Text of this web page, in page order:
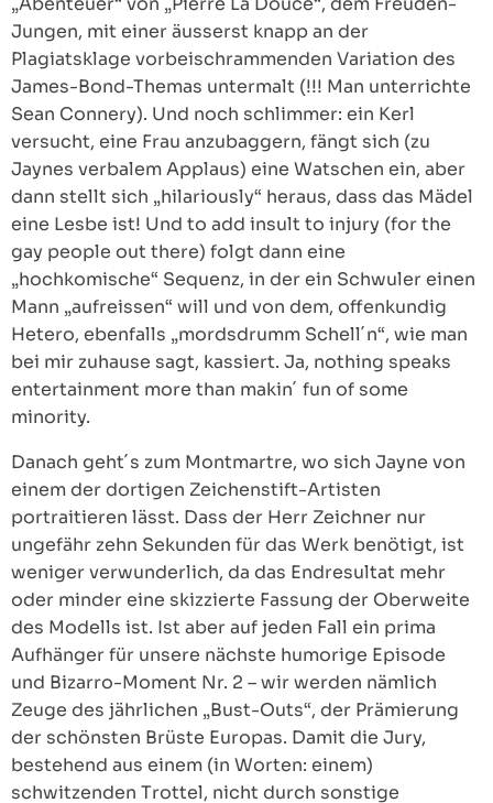
Jungen, mit einer äusserst knapp an der
Plagiatsklage vorbeischrammenden Variation des
James-Bond-Themas untermalt (!!! Man unterrichte
Sean Connery). Und noch schlimmer: ein Kerl
versucht, eine Frau anzubaggern, fängt sich (zu
Jaynes verbalem Applaus) eine Watschen ein, aber
dann stellt sich „hilariously“ heraus, dass das Mädel
eine Lesbe ist! Und to add insult to injury (for the
gay people out there) folgt dann eine
„hochkomische“ Sequenz, in der ein Schwuler einen
Mann „aufreissen“ will und von dem, offenkundig
Hetero, ebenfalls „mordsdrumm Schell´n“, wie man
bei mir zuhause sagt, kassiert. Ja, nothing speaks
entertainment more than makin´ fun of some
minority.
Danach geht´s zum Montmartre, wo sich Jayne von
einem der dortigen Zeichenstift-Artisten
portraitieren lässt. Dass der Herr Zeichner nur
ungefähr zehn Sekunden für das Werk benötigt, ist
weniger verwunderlich, da das Endresultat mehr
oder minder eine skizzierte Fassung der Oberweite
des Modells ist. Ist aber auf jeden Fall ein prima
Aufhänger für unsere nächste humorige Episode
und Bizarro-Moment Nr. 2 – wir werden nämlich
Zeuge des jährlichen „Bust-Outs“, der Prämierung
der schönsten Brüste Europas. Damit die Jury,
bestehend aus einem (in Worten: einem)
schwitzenden Trottel, nicht durch sonstige